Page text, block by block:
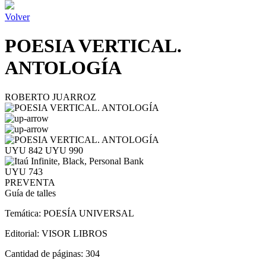
Volver
POESIA VERTICAL.
ANTOLOGÍA
ROBERTO JUARROZ
UYU 842 UYU 990
UYU 743
PREVENTA
Guía de talles
Temática: POESÍA UNIVERSAL
Editorial: VISOR LIBROS
Cantidad de páginas: 304